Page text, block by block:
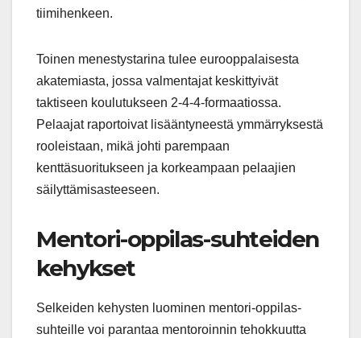
tiimihenkeen.
Toinen menestystarina tulee eurooppalaisesta
akatemiasta, jossa valmentajat keskittyivät
taktiseen koulutukseen 2-4-4-formaatiossa.
Pelaajat raportoivat lisääntyneestä ymmärryksestä
rooleistaan, mikä johti parempaan
kenttäsuoritukseen ja korkeampaan pelaajien
säilyttämisasteeseen.
Mentori-oppilas-suhteiden
kehykset
Selkeiden kehysten luominen mentori-oppilas-
suhteille voi parantaa mentoroinnin tehokkuutta